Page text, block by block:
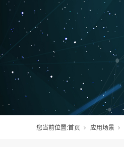
您当前位置:首页 应用场景